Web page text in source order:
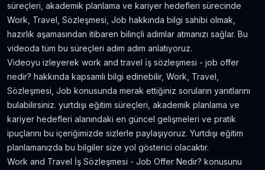
Amerika'da Teknoloji Alışverişi ve Elektronik
Eşya Fiyatları
5.636gör.neredeyse 9 yıl önce
Kanada’da İyi Para Kazandıran 10 İş
5.381gör.yaklaşık 8 yıl önce
Dil Öğrenmeye Nereden Başlamalı?
4.815gör.neredeyse 8 yıl önce
süreçleri, akademik planlama ve kariyer hedefleri sürecinde
Work, Travel, Sözleşmesi, Job hakkında bilgi sahibi olmak,
hazırlık aşamasından itibaren bilinçli adımlar atmanızı sağlar. Bu
videoda tüm bu süreçleri adım adım anlatıyoruz.
Videoyu izleyerek work and travel i̇ş sözleşmesi - job offer
nedir? hakkında kapsamlı bilgi edinebilir, Work, Travel,
Sözleşmesi, Job konusunda merak ettiğiniz soruların yanıtlarını
bulabilirsiniz. yurtdışı eğitim süreçleri, akademik planlama ve
kariyer hedefleri alanındaki en güncel gelişmeleri ve pratik
ipuçlarını bu içeriğimizde sizlerle paylaşıyoruz. Yurtdışı eğitim
planlamanızda bu bilgiler size yol gösterici olacaktır.
Work and Travel İş Sözleşmesi - Job Offer Nedir? konusunu